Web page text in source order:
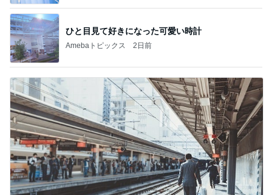
ひと目見て好きになった可愛い時計
Amebaトピックス 2日前